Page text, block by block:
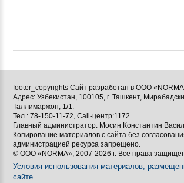
footer_copyrights Сайт разработан в ООО
Адрес: Узбекистан, 100105, г. Ташкент,
Таллимаржон, 1/1.
Тел.: 78-150-11-72, Call-центр:1172.
Главный администратор: Мосин Константин
Копирование материалов с сайта без
администрацией ресурса запрещено.
© ООО «NORMA», 2007-2026 г. Все права
Условия использования материалов,
сайте